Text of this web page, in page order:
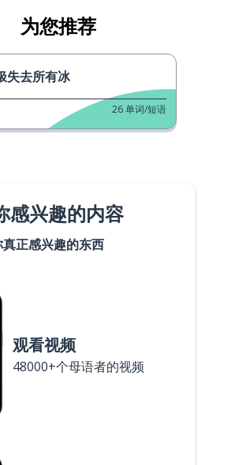
为您推荐
失去所有冰
26单词/短语
感兴趣的内容
正感兴趣的东西
观看视频
48000+个母语者的视频